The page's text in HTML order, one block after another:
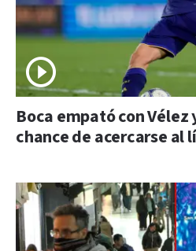
Boca empató con Vélez
chance de acercarse al